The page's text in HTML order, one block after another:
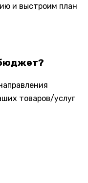
и выстроим план
товаров/услуг